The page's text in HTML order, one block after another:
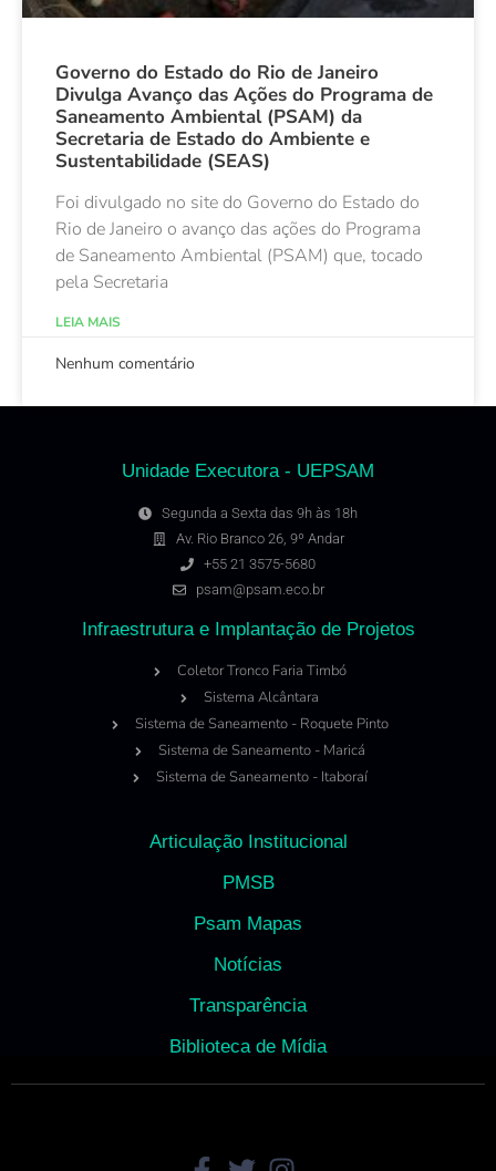
Governo do Estado do Rio de Janeiro
Divulga Avanço das Ações do Programa de
Saneamento Ambiental (PSAM) da
Secretaria de Estado do Ambiente e
Sustentabilidade (SEAS)
Foi divulgado no site do Governo do Estado do
Rio de Janeiro o avanço das ações do Programa
de Saneamento Ambiental (PSAM) que, tocado
pela Secretaria
LEIA MAIS
Nenhum comentário
Unidade Executora - UEPSAM
Segunda a Sexta das 9h às 18h
Av. Rio Branco 26, 9º Andar
+55 21 3575-5680
psam@psam.eco.br
Infraestrutura e Implantação de Projetos
Coletor Tronco Faria Timbó
Sistema Alcântara
Sistema de Saneamento - Roquete Pinto
Sistema de Saneamento - Maricá
Sistema de Saneamento - Itaboraí
Articulação Institucional
PMSB
Psam Mapas
Notícias
Transparência
Biblioteca de Mídia